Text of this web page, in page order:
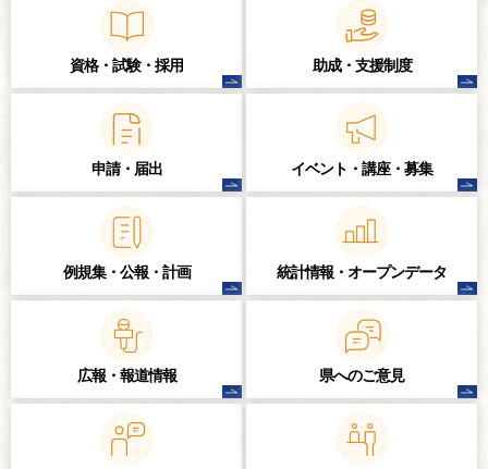
資格・試験・ 採用 助成・支援制度
申請・届出 イベント・講座・ 募集
例規集・公報・計画 統計情報・ オープンデータ
広報・報道情報 県へのご意見